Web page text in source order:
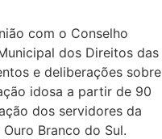
com o Conselho
dos Direitos das
e deliberações sobre
idosa a partir de 90
dos servidores da
Branco do Sul.